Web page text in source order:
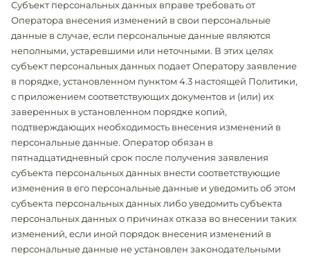
Субъект персональных данных вправе требовать от
Оператора внесения изменений в свои персональные
данные в случае, если персональные данные являются
неполными, устаревшими или неточными. В этих целях
субъект персональных данных подает Оператору заявление
в порядке, установленном пунктом 4.3 настоящей Политики,
с приложением соответствующих документов и (или) их
заверенных в установленном порядке копий,
подтверждающих необходимость внесения изменений в
персональные данные. Оператор обязан в
пятнадцатидневный срок после получения заявления
субъекта персональных данных внести соответствующие
изменения в его персональные данные и уведомить об этом
субъекта персональных данных либо уведомить субъекта
персональных данных о причинах отказа во внесении таких
изменений, если иной порядок внесения изменений в
персональные данные не установлен законодательными